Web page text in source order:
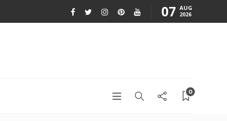
07 AUG
2026
0